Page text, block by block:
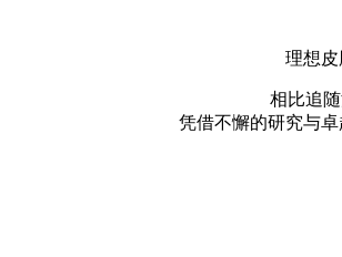
理想皮
相比追
凭借不懈的研究与